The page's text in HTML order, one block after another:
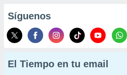
Síguenos
El Tiempo en tu email